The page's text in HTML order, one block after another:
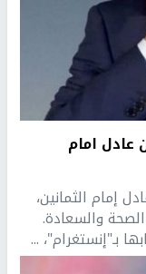
عادل امام
إمام الثمانين،
والسعادة.
بـ"إنستغرام"، ...